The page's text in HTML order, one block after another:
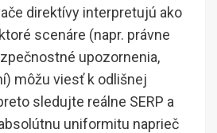
direktívy interpretujú ako
scenáre (napr. právne
upozornenia,
môžu viesť k odlišnej
sledujte reálne SERP a
uniformitu naprieč